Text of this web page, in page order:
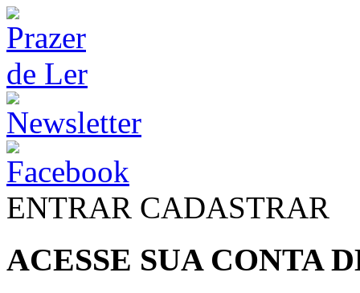
ENTRAR CADASTRAR
ACESSE SUA CONTA